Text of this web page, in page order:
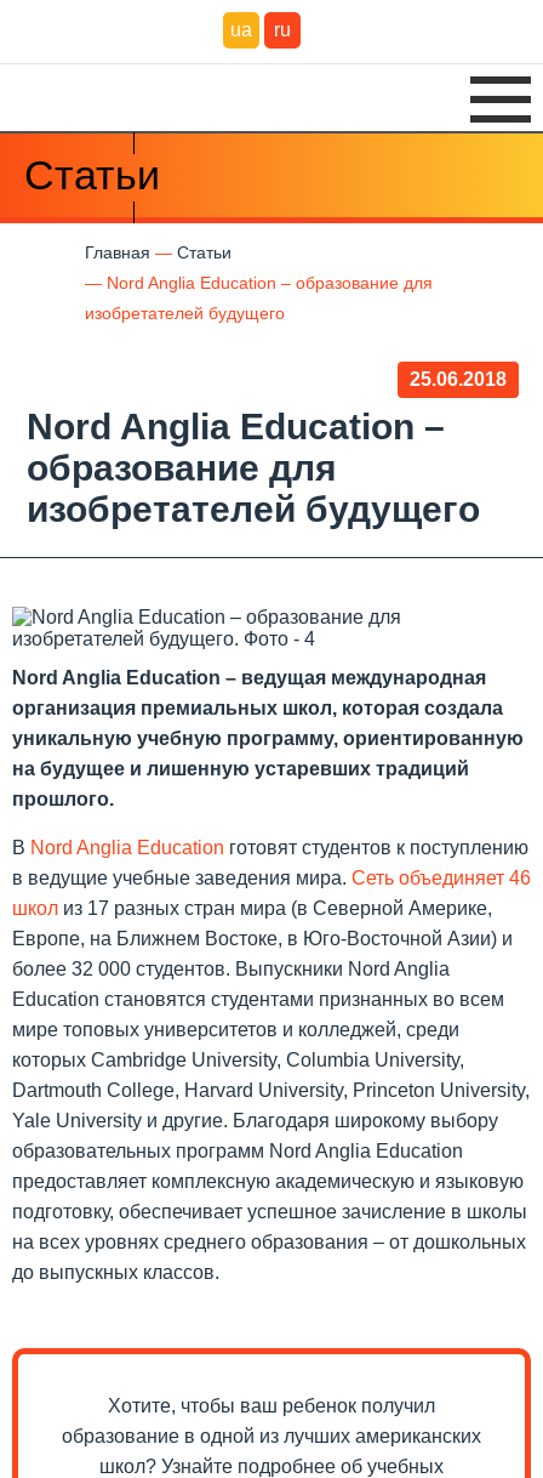
ua ru
Статьи
Главная
Статьи
Nord Anglia Education – образование для
изобретателей будущего
Nord Anglia Education –
образование для
изобретателей будущего
25.06.2018
Nord Anglia Education – ведущая международная
организация премиальных школ, которая создала
уникальную учебную программу, ориентированную
на будущее и лишенную устаревших традиций
прошлого.
В Nord Anglia Education готовят студентов к поступлению
в ведущие учебные заведения мира. Сеть объединяет 46
школ из 17 разных стран мира (в Северной Америке,
Европе, на Ближнем Востоке, в Юго-Восточной Азии) и
более 32 000 студентов. Выпускники Nord Anglia
Education становятся студентами признанных во всем
мире топовых университетов и колледжей, среди
которых Cambridge University, Columbia University,
Dartmouth College, Harvard University, Princeton University,
Yale University и другие. Благодаря широкому выбору
образовательных программ Nord Anglia Education
предоставляет комплексную академическую и языковую
подготовку, обеспечивает успешное зачисление в школы
на всех уровнях среднего образования – от дошкольных
до выпускных классов.
Хотите, чтобы ваш ребенок получил
образование в одной из лучших американских
школ? Узнайте подробнее об учебных